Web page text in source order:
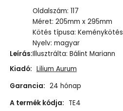
Leírás:
Oldalszám: 117
Méret: 205mm x 295mm
Kötés típusa: Keménykötés
Nyelv: magyar
Illusztrálta: Bálint Mariann
Kiadó: Lilium Aurum
Garancia: 24 hónap
A termék kódja: TE4